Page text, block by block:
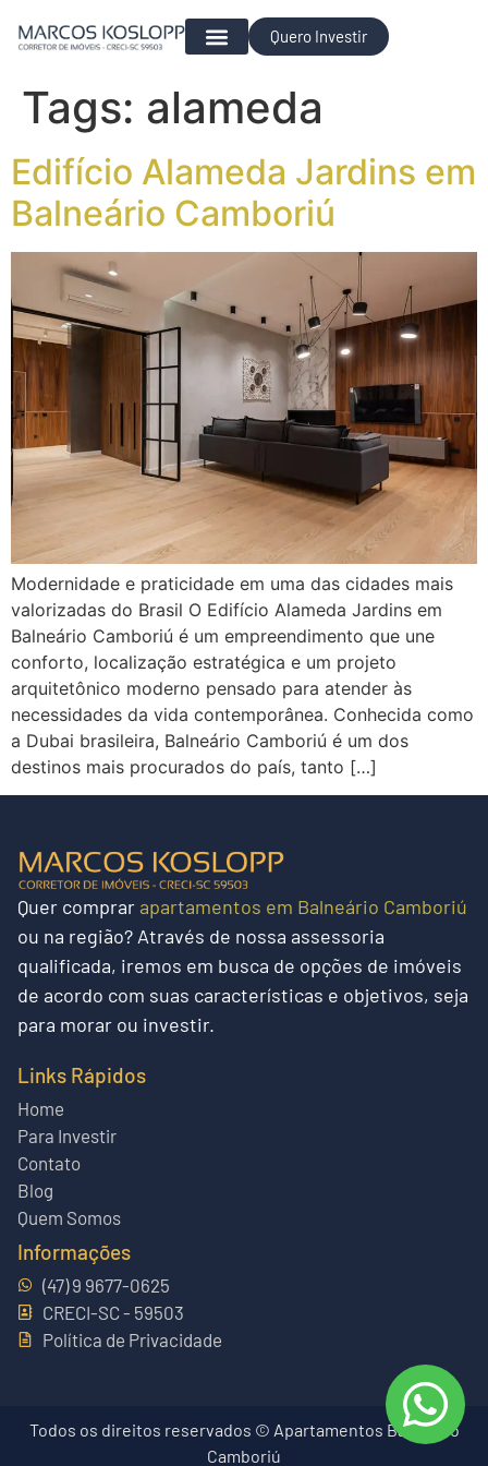
Quero Investir
Tags: alameda
Edifício Alameda Jardins em
Balneário Camboriú
Modernidade e praticidade em uma das cidades mais
valorizadas do Brasil O Edifício Alameda Jardins em
Balneário Camboriú é um empreendimento que une
conforto, localização estratégica e um projeto
arquitetônico moderno pensado para atender às
necessidades da vida contemporânea. Conhecida como
a Dubai brasileira, Balneário Camboriú é um dos
destinos mais procurados do país, tanto […]
Quer comprar apartamentos em Balneário Camboriú
ou na região? Através de nossa assessoria
qualificada, iremos em busca de opções de imóveis
de acordo com suas características e objetivos, seja
para morar ou investir.
Links Rápidos
Home
Para Investir
Contato
Blog
Quem Somos
Informações
(47) 9 9677-0625
CRECI-SC - 59503
Política de Privacidade
Todos os direitos reservados © Apartamentos Balneário
Camboriú